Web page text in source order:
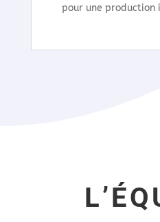
pour une production